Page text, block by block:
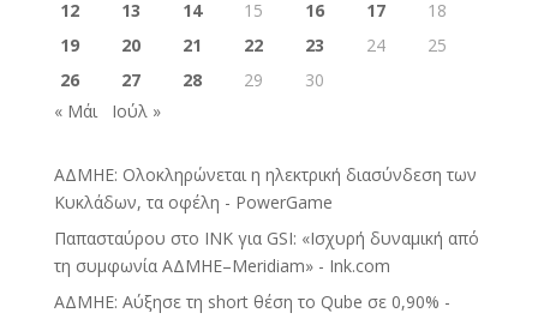
12
13 14 15 16 17
18
19
20 21 22 23 24
25
26
27 28 29
30
« Μάι
Ιούλ »
ΑΔΜΗΕ: Ολοκληρώνεται η ηλεκτρική διασύνδεση των
Κυκλάδων, τα οφέλη - PowerGame
Παπασταύρου στο INK για GSI: «Ισχυρή δυναμική από
τη συμφωνία ΑΔΜΗΕ–Meridiam» - Ink.com
ΑΔΜΗΕ: Αύξησε τη short θέση το Qube σε 0,90% -